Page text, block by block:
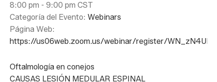
8:00 pm - 9:00 pm CST
Categoría del Evento: Webinars
Página Web:
https://us06web.zoom.us/webinar/register/
Oftalmología en conejos
CAUSAS LESIÓN MEDULAR ESPINAL